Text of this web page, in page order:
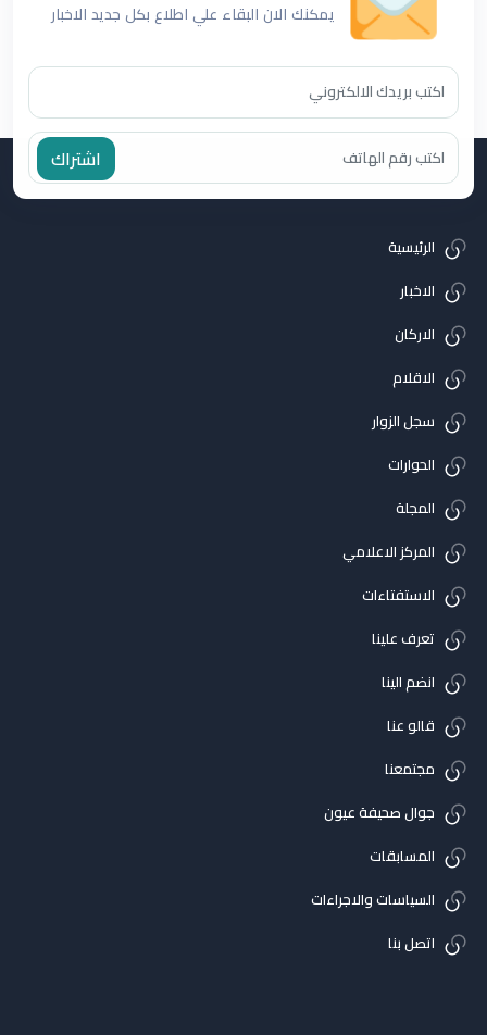
يمكنك الان البقاء علي اطلاع بكل جديد الاخبار
اشتراك
الرئيسية
الاخبار
الاركان
الاقلام
سجل الزوار
الحوارات
المجلة
المركز الاعلامي
الاستفتاءات
تعرف علينا
انضم الينا
قالو عنا
مجتمعنا
جوال صحيفة عيون
المسابقات
السياسات والاجراءات
اتصل بنا